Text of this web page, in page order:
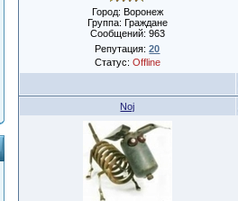
Город: Воронеж
Группа: Граждане
Сообщений: 963
Репутация:20
Статус: Offline
Noj